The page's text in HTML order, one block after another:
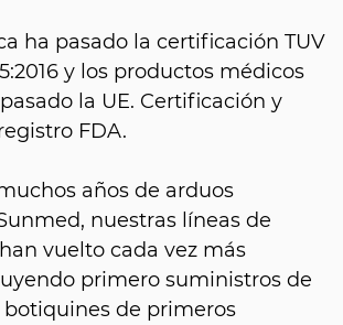
ha pasado la certificación TUV
y los productos médicos
la UE. Certificación y
FDA.
años de arduos
nuestras líneas de
vuelto cada vez más
primero suministros de
de primeros